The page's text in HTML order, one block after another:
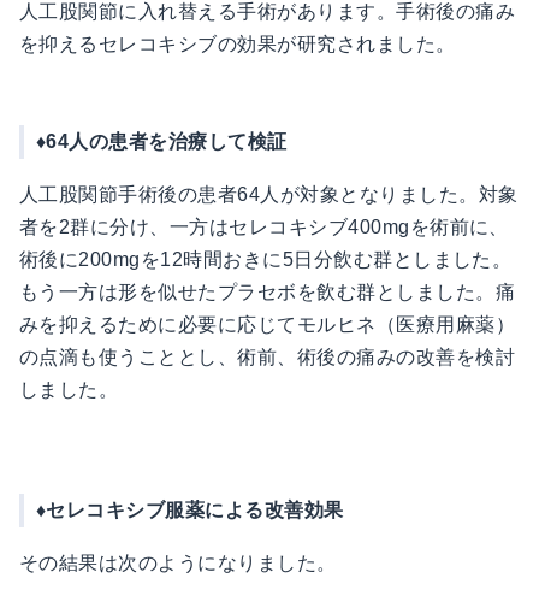
人工股関節に入れ替える手術があります。手術後の痛み
を抑えるセレコキシブの効果が研究されました。
♦︎64人の患者を治療して検証
人工股関節手術後の患者64人が対象となりました。対象
者を2群に分け、一方はセレコキシブ400mgを術前に、
術後に200mgを12時間おきに5日分飲む群としました。
もう一方は形を似せたプラセボを飲む群としました。痛
みを抑えるために必要に応じてモルヒネ（医療用麻薬）
の点滴も使うこととし、術前、術後の痛みの改善を検討
しました。
♦︎セレコキシブ服薬による改善効果
その結果は次のようになりました。